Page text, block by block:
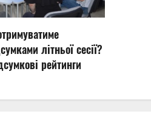
літньої сесії?
рейтинги